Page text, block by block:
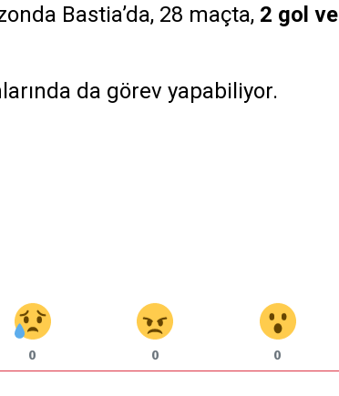
Bastia’da, 28 maçta, 2 gol ve
da görev yapabiliyor.
0 0 0